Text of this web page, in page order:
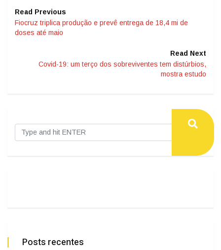
Read Previous
Fiocruz triplica produção e prevê entrega de 18,4 mi de
doses até maio
Read Next
Covid-19: um terço dos sobreviventes tem distúrbios,
mostra estudo
Posts recentes